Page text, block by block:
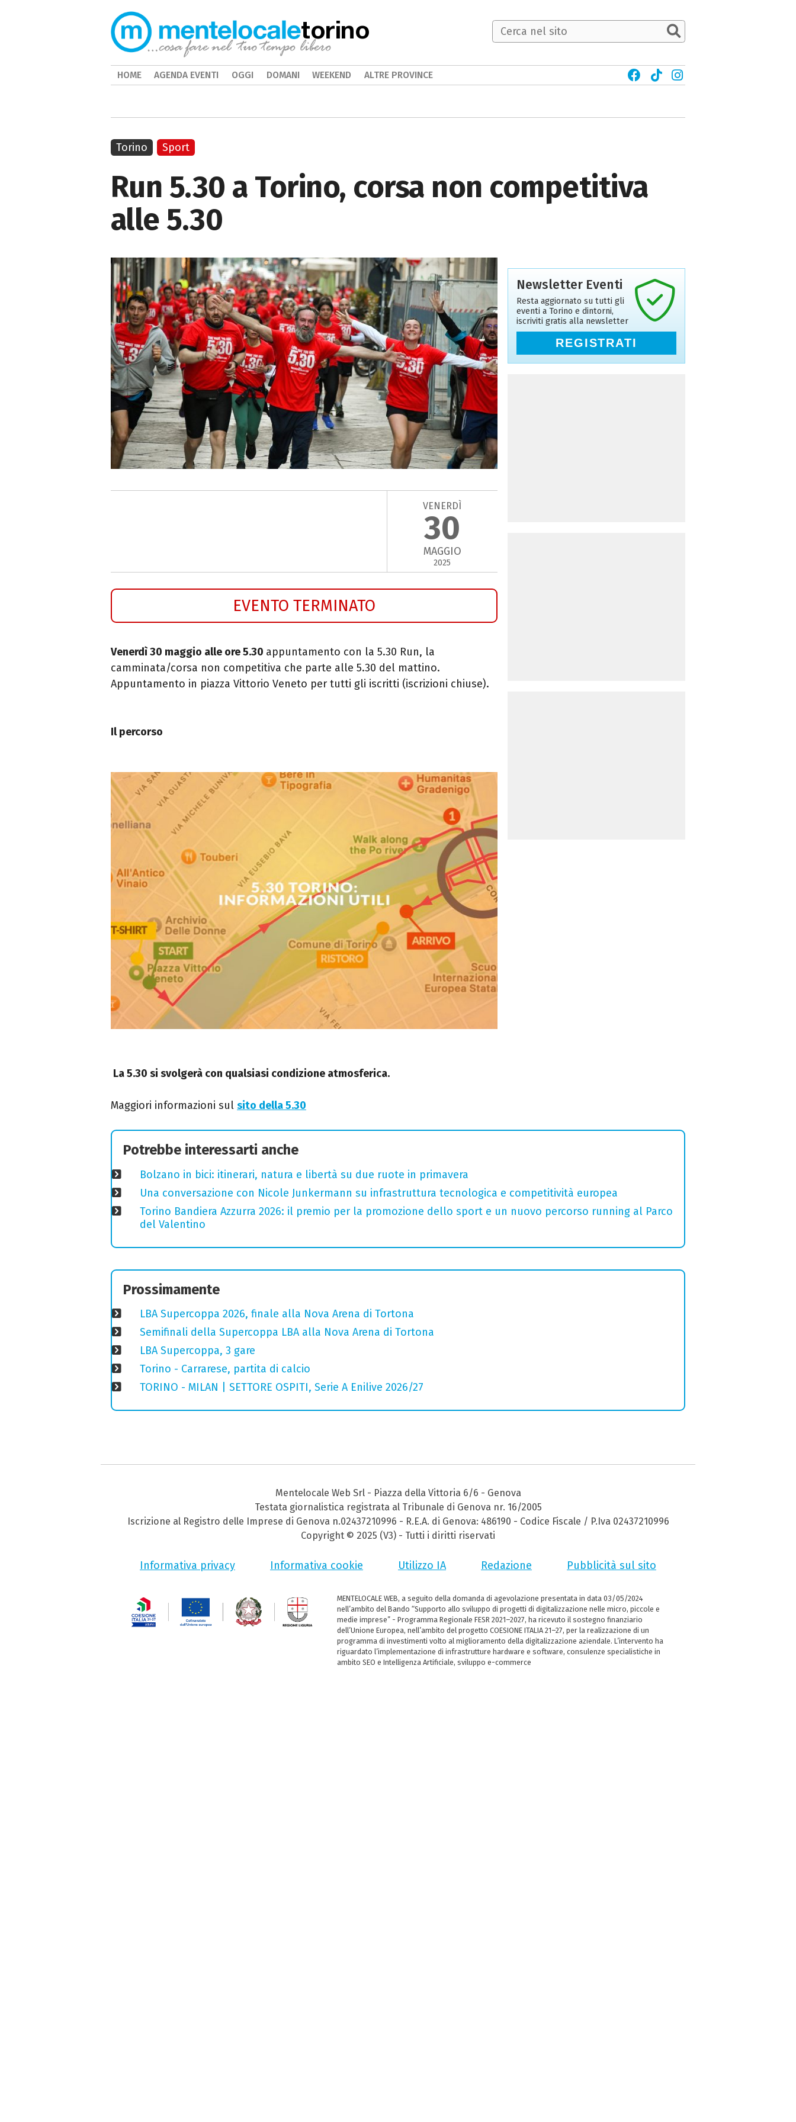
Run 5.30 a Torino, corsa non competitiva
alle 5.30
VENERDÌ
30
MAGGIO
2025
EVENTO TERMINATO
Venerdì 30 maggio alle ore 5.30 appuntamento con la 5.30 Run, la
camminata/corsa non competitiva che parte alle 5.30 del mattino.
Appuntamento in piazza Vittorio Veneto per tutti gli iscritti (iscrizioni chiuse).
Il percorso
La 5.30 si svolgerà con qualsiasi condizione atmosferica.
Maggiori informazioni sul sito della 5.30
Torino Sport
Newsletter Eventi
Resta aggiornato su tutti gli
eventi a Torino e dintorni,
iscriviti gratis alla newsletter
REGISTRATI
Potrebbe interessarti anche
Bolzano in bici: itinerari, natura e libertà su due ruote in primavera
Una conversazione con Nicole Junkermann su infrastruttura tecnologica e competitività europea
Torino Bandiera Azzurra 2026: il premio per la promozione dello sport e un nuovo percorso running al Parco
del Valentino
Prossimamente
LBA Supercoppa 2026, finale alla Nova Arena di Tortona
Semifinali della Supercoppa LBA alla Nova Arena di Tortona
LBA Supercoppa, 3 gare
Torino - Carrarese, partita di calcio
TORINO - MILAN | SETTORE OSPITI, Serie A Enilive 2026/27
torino
HOME AGENDA EVENTI OGGI DOMANI WEEKEND ALTRE PROVINCE
Mentelocale Web Srl - Piazza della Vittoria 6/6 - Genova
Testata giornalistica registrata al Tribunale di Genova nr. 16/2005
Iscrizione al Registro delle Imprese di Genova n.02437210996 - R.E.A. di Genova: 486190 - Codice Fiscale / P.Iva 02437210996
Copyright © 2025 (V3) - Tutti i diritti riservati
Informativa privacy Informativa cookie Utilizzo IA Redazione Pubblicità sul sito
MENTELOCALE WEB, a seguito della domanda di agevolazione presentata in data 03/05/2024
nell’ambito del Bando “Supporto allo sviluppo di progetti di digitalizzazione nelle micro, piccole e
medie imprese” - Programma Regionale FESR 2021–2027, ha ricevuto il sostegno finanziario
dell’Unione Europea, nell’ambito del progetto COESIONE ITALIA 21–27, per la realizzazione di un
programma di investimenti volto al miglioramento della digitalizzazione aziendale. L’intervento ha
riguardato l’implementazione di infrastrutture hardware e software, consulenze specialistiche in
ambito SEO e Intelligenza Artificiale, sviluppo e-commerce